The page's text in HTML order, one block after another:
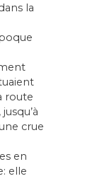
la
route
crue
en
elle